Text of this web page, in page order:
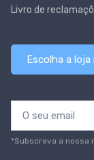
Livro de
Escolha a
*Subscreva a nossa